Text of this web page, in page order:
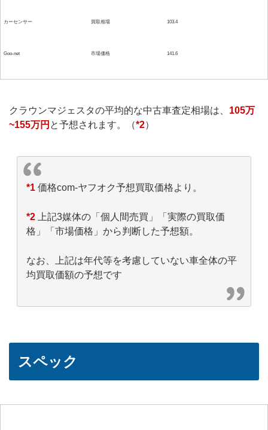
カーセンサー 買取相場 103.4
Goo-net 市場価格 141.6
クラウンマジェスタの平均的な中古車査定相場は、 105万
~155万円 と予想されます。（*2）
*1価格com-ヤフオク予想買取価格より。
*2上記3媒体の「個人間売買」「実際の買取価
格」「市場価格」から判断した予想額。
なお、上記は年代等を考慮していない車全体の平
均買取価額の予想です
スペック